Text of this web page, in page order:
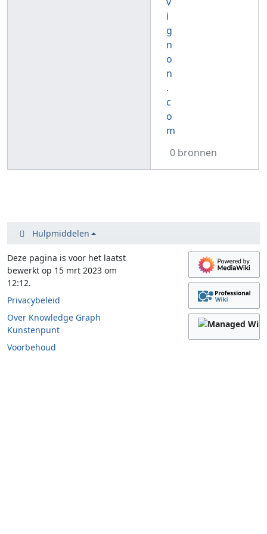
i
g
n
o
n
.
c
o
m
0 bronnen
Hulpmiddelen
Deze pagina is voor het laatst
bewerkt op 15 mrt 2023 om
12:12.
Privacybeleid
Over Knowledge Graph
Kunstenpunt
Voorbehoud